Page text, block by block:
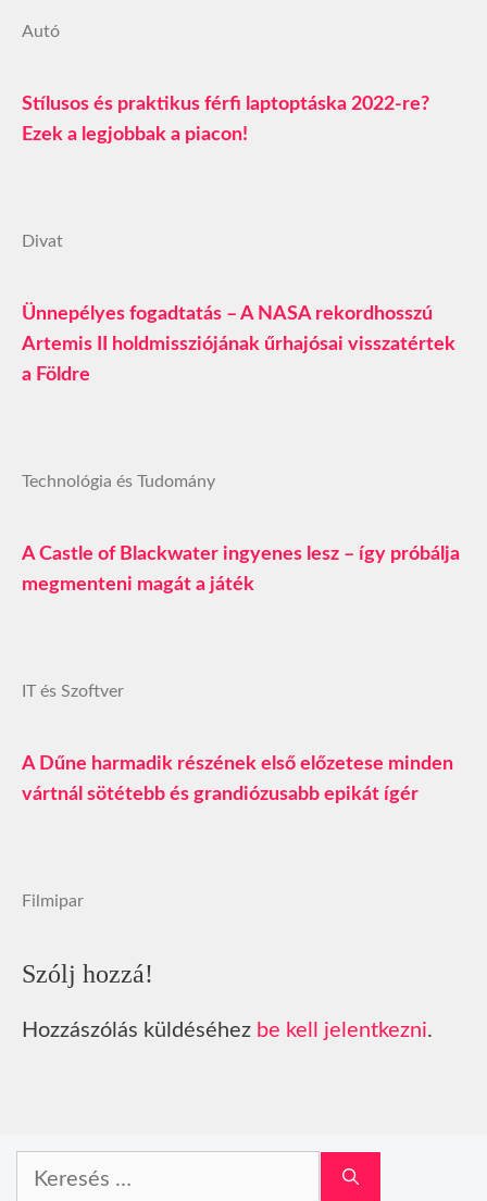
Autó
Stílusos és praktikus férfi laptoptáska 2022-re?
Ezek a legjobbak a piacon!
Divat
Ünnepélyes fogadtatás – A NASA rekordhosszú
Artemis II holdmissziójának űrhajósai visszatértek
a Földre
Technológia és Tudomány
A Castle of Blackwater ingyenes lesz – így próbálja
megmenteni magát a játék
IT és Szoftver
A Dűne harmadik részének első előzetese minden
vártnál sötétebb és grandiózusabb epikát ígér
Filmipar
Szólj hozzá!
Hozzászólás küldéséhez be kell jelentkezni.